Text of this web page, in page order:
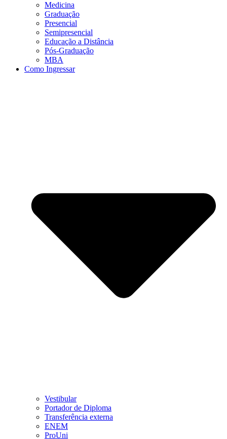
Medicina
Graduação
Presencial
Semipresencial
Educação a Distância
Pós-Graduação
MBA
Como Ingressar
Vestibular
Portador de Diploma
Transferência externa
ENEM
ProUni